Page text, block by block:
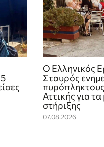
Ο Ελληνικός
Σταυρός
Αττικής για
στήριξης
07.08.2026